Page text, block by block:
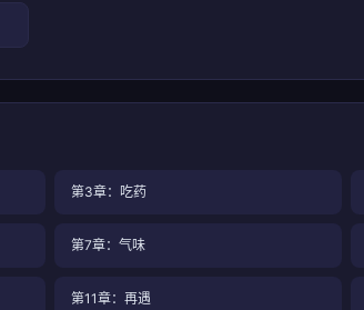
第3章：吃药
第7章：气味
第11章：再遇